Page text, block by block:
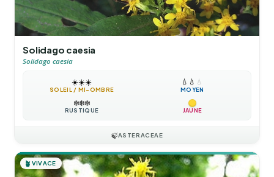
Solidago caesia
Solidago caesia
☀️☀️☀️
SOLEIL / MI-OMBRE
💧 💧 💧
MOYEN
❄️❄️❄️
RUSTIQUE JAUNE
🍃ASTERACEAE
🪴 VIVACE